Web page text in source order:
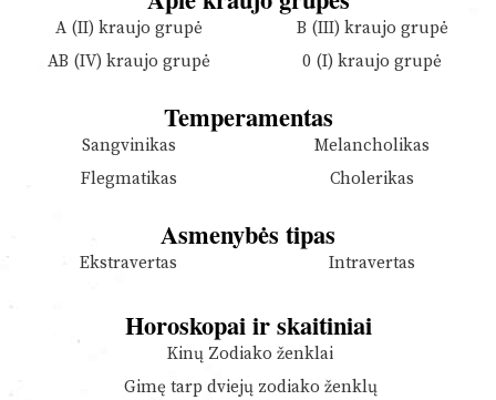
A (II) kraujo grupė
B (III) kraujo grupė
AB (IV) kraujo grupė
0 (I) kraujo grupė
Temperamentas
Sangvinikas
Melancholikas
Flegmatikas
Cholerikas
Asmenybės tipas
Ekstravertas Intravertas
Horoskopai ir skaitiniai
Kinų Zodiako ženklai
Gimę tarp dviejų zodiako ženklų